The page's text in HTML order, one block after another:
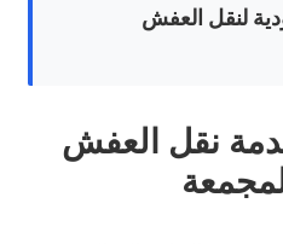
لنقل العفش
نقل العفش